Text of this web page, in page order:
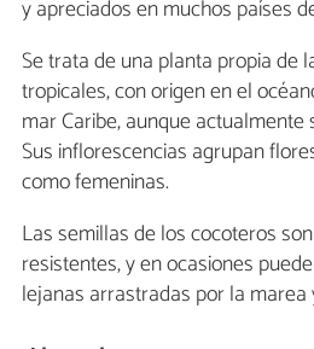
y apreciados en muchos países
Se trata de una planta propia de
tropicales, con origen en el
mar Caribe, aunque actualmente
Sus inflorescencias agrupan
como femeninas.
Las semillas de los cocoteros
resistentes, y en ocasiones
lejanas arrastradas por la